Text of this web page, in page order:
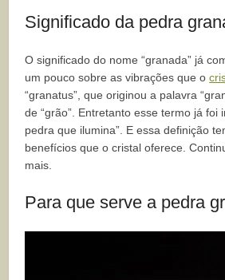
Significado da pedra
O significado do nome “granada” já
um pouco sobre as vibrações que o
“granatus”, que originou a palavra
de “grão”. Entretanto esse termo já foi
pedra que ilumina”. E essa definição
benefícios que o cristal oferece.
mais.
Para que serve a pedra